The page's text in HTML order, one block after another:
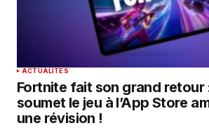
ACTUALITÉS
Fortnite fait son grand retour
soumet le jeu à l’App Store
une révision !